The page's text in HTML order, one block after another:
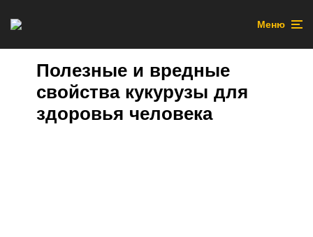
Меню
Полезные и вредные
свойства кукурузы для
здоровья человека